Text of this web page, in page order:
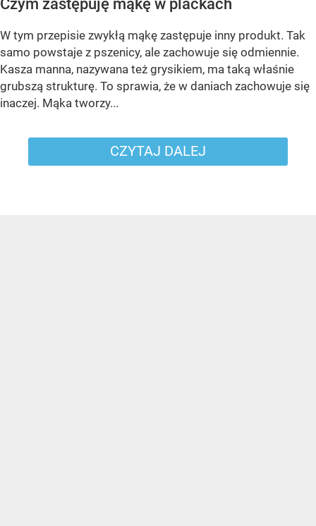
Czym zastępuję mąkę w plackach
W tym przepisie zwykłą mąkę zastępuje inny produkt. Tak
samo powstaje z pszenicy, ale zachowuje się odmiennie.
Kasza manna, nazywana też grysikiem, ma taką właśnie
grubszą strukturę. To sprawia, że w daniach zachowuje się
inaczej. Mąka tworzy...
CZYTAJ DALEJ